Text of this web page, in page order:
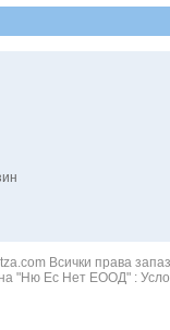
Всички права
на "Ню Ес Нет ЕООД" :